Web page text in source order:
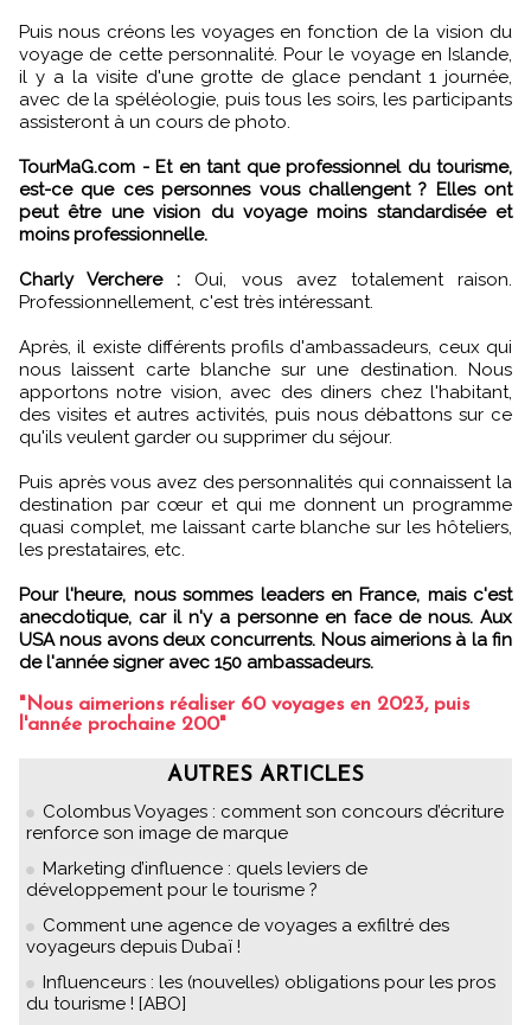
Puis nous créons les voyages en fonction de la vision du
voyage de cette personnalité. Pour le voyage en Islande,
il y a la visite d'une grotte de glace pendant 1 journée,
avec de la spéléologie, puis tous les soirs, les participants
assisteront à un cours de photo.
TourMaG.com - Et en tant que professionnel du tourisme,
est-ce que ces personnes vous challengent ? Elles ont
peut être une vision du voyage moins standardisée et
moins professionnelle.
Charly Verchere : Oui, vous avez totalement raison.
Professionnellement, c'est très intéressant.
Après, il existe différents profils d'ambassadeurs, ceux qui
nous laissent carte blanche sur une destination. Nous
apportons notre vision, avec des diners chez l'habitant,
des visites et autres activités, puis nous débattons sur ce
qu'ils veulent garder ou supprimer du séjour.
Puis après vous avez des personnalités qui connaissent la
destination par cœur et qui me donnent un programme
quasi complet, me laissant carte blanche sur les hôteliers,
les prestataires, etc.
Pour l'heure, nous sommes leaders en France, mais c'est
anecdotique, car il n'y a personne en face de nous. Aux
USA nous avons deux concurrents. Nous aimerions à la fin
de l'année signer avec 150 ambassadeurs.
"Nous aimerions réaliser 60 voyages en 2023, puis
l'année prochaine 200"
AUTRES ARTICLES
Colombus Voyages : comment son concours d’écriture
renforce son image de marque
Marketing d’influence : quels leviers de
développement pour le tourisme ?
Comment une agence de voyages a exfiltré des
voyageurs depuis Dubaï !
Influenceurs : les (nouvelles) obligations pour les pros
du tourisme ! [ABO]